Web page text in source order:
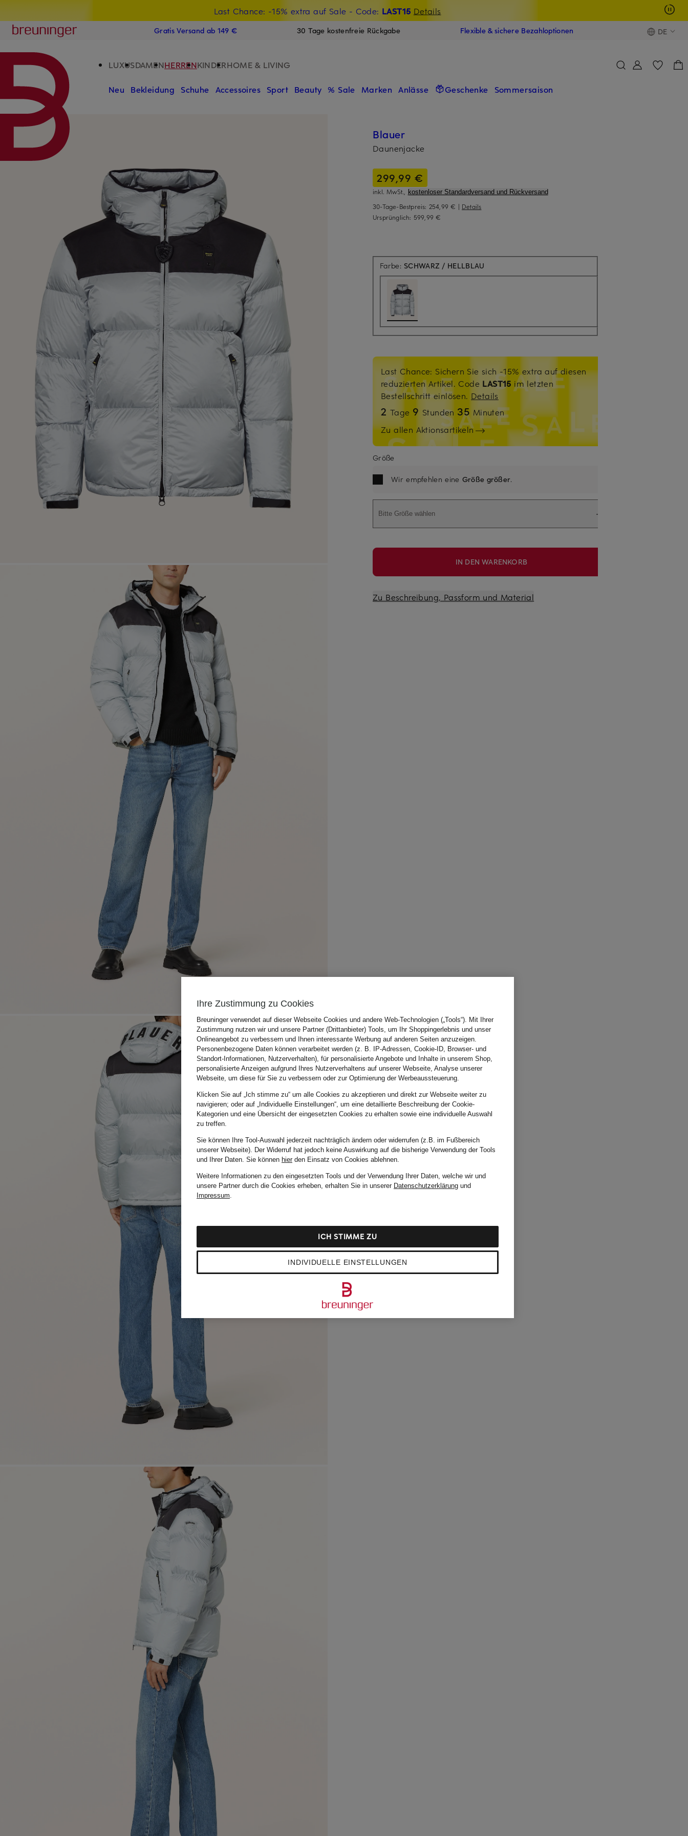
Last Chance: -15% extra auf Sale - Code: LAST15 Details
15€-Willkommensgutschein mit Beyond sichern
Breuninger
Gratis Versand ab 149 € 30 Tage kostenfreie Rückgabe Flexible & sichere Bezahloptionen DE
LUXUSDAMENHERRENKINDERHOME & LIVING
Neu Bekleidung Schuhe Accessoires Sport Beauty % Sale Marken Anlässe Geschenke Sommersaison
Blauer
Daunenjacke
299,99 €
inkl. MwSt., kostenloser Standardversand und Rückversand
30-Tage-Bestpreis: 254,99 € | Details
Ursprünglich: 599,99 €
Farbe: SCHWARZ / HELLBLAU
Last Chance: Sichern Sie sich -15% extra auf diesen
reduzierten Artikel. Code LAST15 im letzten
Bestellschritt einlösen. Details
2 Tage 9 Stunden 35 Minuten
Zu allen Aktionsartikeln
Größe
Wir empfehlen eine Größe größer.
Bitte Größe wählen
IN DEN WARENKORB
Zu Beschreibung, Passform und Material
Ihre Zustimmung zu Cookies
Breuninger verwendet auf dieser Webseite Cookies und andere Web-Technologien („Tools“). Mit Ihrer
Zustimmung nutzen wir und unsere Partner (Drittanbieter) Tools, um Ihr Shoppingerlebnis und unser
Onlineangebot zu verbessern und Ihnen interessante Werbung auf anderen Seiten anzuzeigen.
Personenbezogene Daten können verarbeitet werden (z. B. IP-Adressen, Cookie-ID, Browser- und
Standort-Informationen, Nutzerverhalten), für personalisierte Angebote und Inhalte in unserem Shop,
personalisierte Anzeigen aufgrund Ihres Nutzerverhaltens auf unserer Webseite, Analyse unserer
Webseite, um diese für Sie zu verbessern oder zur Optimierung der Werbeaussteuerung.
Klicken Sie auf „Ich stimme zu“ um alle Cookies zu akzeptieren und direkt zur Webseite weiter zu
navigieren; oder auf „Individuelle Einstellungen“, um eine detaillierte Beschreibung der Cookie-
Kategorien und eine Übersicht der eingesetzten Cookies zu erhalten sowie eine individuelle Auswahl
zu treffen.
Sie können Ihre Tool-Auswahl jederzeit nachträglich ändern oder widerrufen (z.B. im Fußbereich
unserer Webseite). Der Widerruf hat jedoch keine Auswirkung auf die bisherige Verwendung der Tools
und Ihrer Daten. Sie können hierden Einsatz von Cookies ablehnen.
Weitere Informationen zu den eingesetzten Tools und der Verwendung Ihrer Daten, welche wir und
unsere Partner durch die Cookies erheben, erhalten Sie in unserer Datenschutzerklärung und
Impressum.
INDIVIDUELLE EINSTELLUNGEN
ICH STIMME ZU